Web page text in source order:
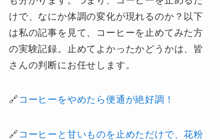
けで、なにか体調の変化が現れるのか？以下
は私の記事を見て、コーヒーを止めてみた方
の実験記録。止めてよかったかどうかは、皆
さんの判断にお任せします。
🔗 コーヒーをやめたら便通が絶好調！
🔗 コーヒーと甘いものを止めただけで、花粉